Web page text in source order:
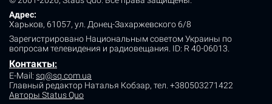
Адрес:
Харьков, 61057, ул. Донец-Захаржевского 6/8
Зарегистрировано Национальным советом Украины по
вопросам телевидения и радиовещания. ID: R 40-06013.
Контакты:
E-Mail: sq@sq.com.ua
Главный редактор Наталья Кобзар, тел. +380503271422
Авторы Status Quo